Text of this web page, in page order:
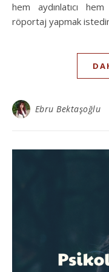
hem aydınlatıcı
röportaj yapmak
Ebru Bektaşoğlu